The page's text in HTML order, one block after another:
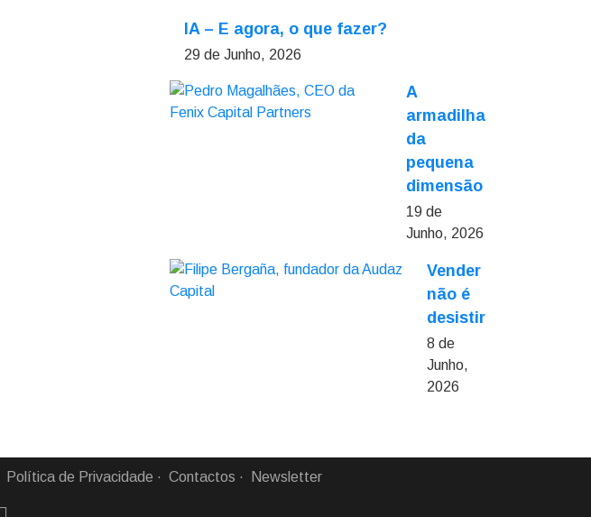
IA – E agora, o que fazer?
29 de Junho, 2026
A
armadilha
da
pequena
dimensão
19 de
Junho, 2026
Vender
não é
desistir
8 de
Junho,
2026
Política de Privacidade Contactos Newsletter